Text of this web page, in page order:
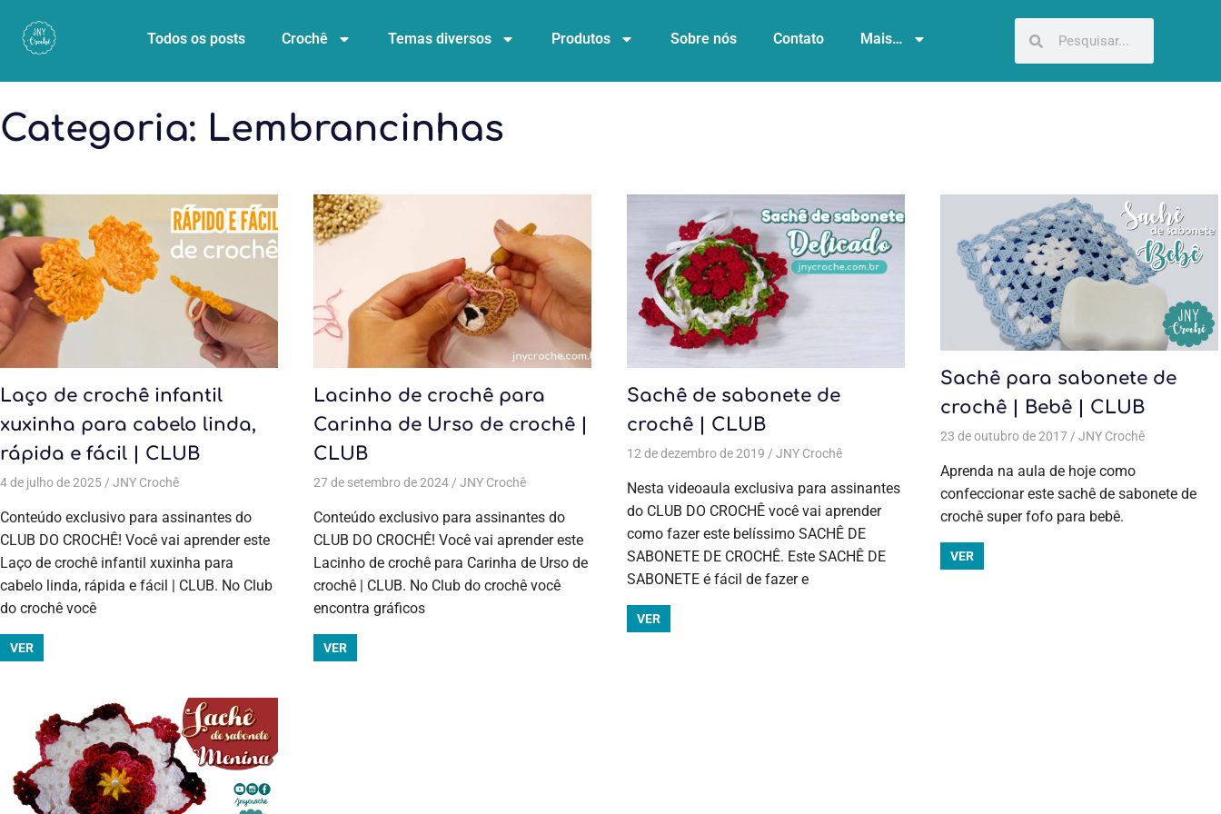
Todos os posts Crochê Temas diversos Produtos Sobre nós Contato Mais…
Categoria: Lembrancinhas
Laço de crochê infantil
xuxinha para cabelo linda,
rápida e fácil | CLUB
4 de julho de 2025 JNY CrochêAcessórios Aulas exclusivas,Crochê , Laço de cabelo ou para aplique,Lembrancinhas, Lembrancinhas,Todas as postagens Xuxinha de cabelo
Conteúdo exclusivo para assinantes do
CLUB DO CROCHÊ! Você vai aprender este
Laço de crochê infantil xuxinha para
cabelo linda, rápida e fácil | CLUB. No Club
do crochê você
VER
Lacinho de crochê para
Carinha de Urso de crochê |
CLUB
27 de setembro de 2024 JNY CrochêAcessórios Acessórios,Aulas exclusivas,Crochê ,Crochê,Lembrancinhas Lembrancinhas Todas as postagens
Conteúdo exclusivo para assinantes do
CLUB DO CROCHÊ! Você vai aprender este
Lacinho de crochê para Carinha de Urso de
crochê | CLUB. No Club do crochê você
encontra gráficos
VER
Sachê de sabonete de
crochê | CLUB
12 de dezembro de 2019 JNY CrochêTodas as postagens
Nesta videoaula exclusiva para assinantes
do CLUB DO CROCHÊ você vai aprender
como fazer este belíssimo SACHÊ DE
SABONETE DE CROCHÊ. Este SACHÊ DE
SABONETE é fácil de fazer e
VER
Sachê para sabonete de
crochê | Bebê | CLUB
23 de outubro de 2017 JNY CrochêAulas
Aprenda na aula de hoje como
confeccionar este sachê de sabonete de
crochê super fofo para bebê.
VER